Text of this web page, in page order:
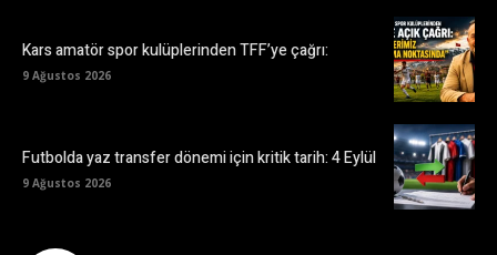
Kars amatör spor kulüplerinden TFF’ye çağrı:
9 Ağustos 2026
Futbolda yaz transfer dönemi için kritik tarih: 4 Eylül
9 Ağustos 2026